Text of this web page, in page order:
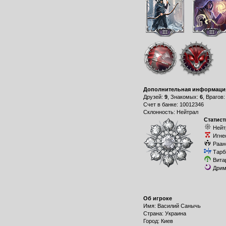
Дополнительная
Друзей: 9, Знакомых: 6, Врагов:
Счет в банке: 10012346
Склонность: Нейтрал
Об игроке
Имя: Василий Санычь
Страна: Украина
Город: Киев